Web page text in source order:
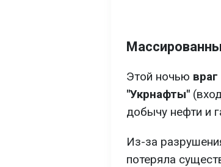
Этой ночью
"Укрнафты"
добычу нефти и
Из-за
потеряла